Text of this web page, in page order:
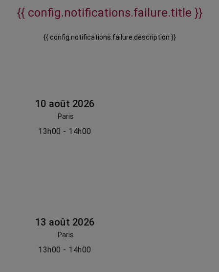
{{ config.notifications.failure.title }}
{{ config.notifications.failure.description }}
10 août 2026
Paris
13h00 - 14h00
13 août 2026
Paris
13h00 - 14h00